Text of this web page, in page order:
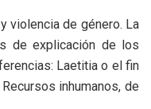
violencia de género. La
de explicación de los
Laetitia o el fin
inhumanos, de